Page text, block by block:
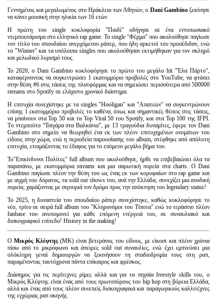
Γεννημένος και μεγαλωμένος στο Ηράκλειο των Αθηνών, ο Dani Gambinoξεκίνησε
να κάνει μουσική στην ηλικία των 16 ετών.
Η πρώτη του single κυκλοφορία "Παιδί" οδήγησε σε ένα εντυπωσιακό
ντεμπουτάρισμα στο ελληνικό rap game. Το single "Φέρμα" που ακολούθησε παγίωσε
τον τίτλο του σπουδαίου ανερχόμενου ράπερ, που ήδη αρκετοί του προσέδιδαν, ενώ
το "Winner" και τα υπόλοιπα singles που ακολούθησαν εκτιμήθηκαν για τον σκληρό
και μελωδικό λυρισμό τους.
Το 2020, ο Dani Gambino κυκλοφόρησε το πρώτο του μεγάλο hit "Έλα Πάρτο",
καταφέρνοντας να συγκεντρώσει 1 εκατομμύριο προβολές στο YouTube, να φτάσει
στην θέση #6 στις τάσεις της πλατφόρμας και να σημειώσει περισσότερα από 500000
streams στο Spotify σε ελάχιστο χρονικό διάστημα.
Η επιτυχία συνεχίστηκε με τα singles "Hooligan" και "Απατεών" να συγκεντρώνουν
επίσης 1 εκατομμύριο προβολές το καθένα, όπως και σημαντικές θέσεις στις τάσεις,
να μπαίνουν στα Top 50 και τα Top Viral 50 του Spotify, και στα Top 100 της IFPI.
Tο ντεμπούτο “Τσιγάρα στα Βαλκάνια”, με 13 τραγούδια δυναμίτες, έφερε τον Dani
Gambino στο σημείο να θεωρηθεί ένα εκ των πλέον επιτυχημένων ονομάτων του
είδους στην χώρα, ενώ η περιοδεία παρουσίασης του album, στέφθηκε από απόλυτη
επιτυχία, ετοιμάζοντας το έδαφος για το επόμενο μεγάλο βήμα του.
Το"Επικίνδυνοι Πολίτες" full album που ακολούθησε, ήρθε να επιβεβαιώσει όλα τα
παραπάνω, με εκατομμύρια streams και μια σαρωτική πορεία στα charts. Ο Dani
Gambino παγίωσε πλέον την θέση του ως ένας εκ των κορυφαίων στο rap game και
με αιχμή του δόρατος, τα sold out shows του, ανά την Ελλάδα, συνεχίζει μια ανοδική
πορεία, χαράζοντας με σιγουριά τον δρόμο προς την απόκτηση του legendary status!
Το 2025, η δυναστεία του σπουδαίου ράπερ συνεχίστηκε, καθώς κυκλοφόρησε το
νέο, τρίτο σε σειρά full album του "Κληρονόμοι του Τίποτα" ενώ το τεράστιο πλέον
fanbase του ανυπομονεί για κάθε επόμενη ενέργειά του, σε συναυλιακό και
δισκογραφικό επίπεδο! History in the making!
ΟΜικρός Κλέφτης(ΜΚ) είναι βετεράνος του είδους, με είκοσι και πλέον χρόνια
πίσω από το μικρόφωνο και άπειρες sold out συναυλίες, ενώ έχει εμπνεύσει μια
ολόκληρη γενιά δημιουργών να ξεκινήσουν τη σταδιοδρομία τους στη ραπ,
παραμένοντας ταυτόχρονα πάντα επίκαιρος και φρέσκος.
Διάσημος για τις περίτεχνες ρίμες αλλά και για τα πηγαία freestyle skills του, ο
Μικρός Κλέφτης είναι ένας από τους πρωτοπόρους του hip hop στη βόρεια Ελλάδα,
αλλά και ένας από τους πλέον συνεπείς δισκογραφικά και παραγωγικούς καλλιτέχνες
της εγχώριας ραπ σκηνής.